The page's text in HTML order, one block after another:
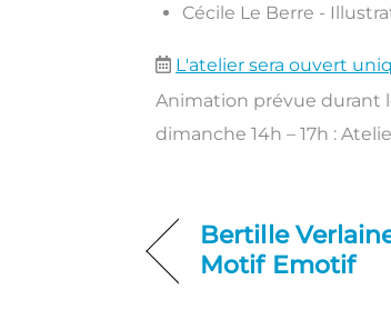
Cécile Le Berre -
L'atelier sera ouvert
Animation prévue durant
dimanche 14h – 17h :
Bertille
Motif Emotif